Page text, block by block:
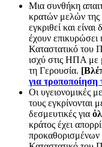
Μια συνθήκη
κρατών μελών της
εγκριθεί και
έχουν επικυρώσει
Καταστατικό του
ισχύ στις ΗΠΑ με
τη Γερουσία.
για τροποποίηση
Οι υγειονομικές
τους εγκρίνονται
δεσμευτικές για
κράτος έχει
προκαθορισμένων